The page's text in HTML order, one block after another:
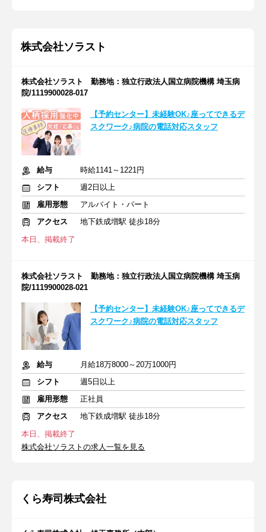
株式会社ソラスト
株式会社ソラスト 勤務地：独立行政法人国立病院機構 埼玉病
院/1119900028-017
【予約センター】未経験OK♪座ってできるデ
スクワーク♪病院の電話対応スタッフ
給与
時給1141～1221円
シフト
週2日以上
雇用形態
アルバイト・パート
アクセス
地下鉄成増駅 徒歩18分
本日、掲載終了
株式会社ソラスト 勤務地：独立行政法人国立病院機構 埼玉病
院/1119900028-021
【予約センター】未経験OK♪座ってできるデ
スクワーク♪病院の電話対応スタッフ
給与
月給18万8000～20万1000円
シフト
週5日以上
雇用形態
正社員
アクセス
地下鉄成増駅 徒歩18分
本日、掲載終了
株式会社ソラストの求人一覧を見る
くら寿司株式会社